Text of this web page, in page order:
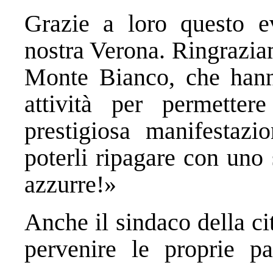
Grazie a loro questo
nostra Verona.
Monte Bianco, che
attività per
prestigiosa
poterli ripagare con uno
azzurre!»
Anche il sindaco della
pervenire le proprie